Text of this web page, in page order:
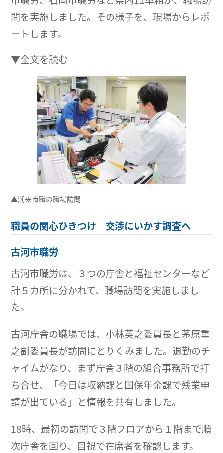
問を実施しました。その様子を、現場からレポ
ートします。
▼全文を読む
▲潮来市職の職場訪問
職員の関心ひきつけ 交渉にいかす調査へ
古河市職労
古河市職労は、３つの庁舎と福祉センターなど
計５カ所に分かれて、職場訪問を実施しまし
た。
古河庁舎の職場では、小林英之委員長と茅原重
之副委員長が訪問にとりくみました。退勤のチ
ャイムがなり、まず庁舎３階の組合事務所で打
ち合せ、「今日は収納課と国保年金課で残業申
請が出ている」と情報を共有しました。
18時、最初の訪問で３階フロアから１階まで順
次庁舎を回り、目視で在席者を確認します。